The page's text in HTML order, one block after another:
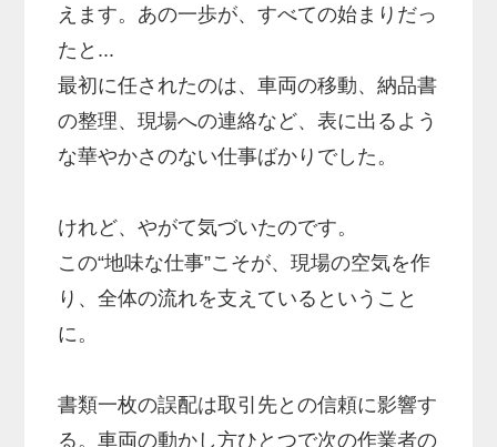
えます。あの一歩が、すべての始まりだっ
たと...
最初に任されたのは、車両の移動、納品書
の整理、現場への連絡など、表に出るよう
な華やかさのない仕事ばかりでした。
けれど、やがて気づいたのです。
この“地味な仕事”こそが、現場の空気を作
り、全体の流れを支えているということ
に。
書類一枚の誤配は取引先との信頼に影響す
る。車両の動かし方ひとつで次の作業者の